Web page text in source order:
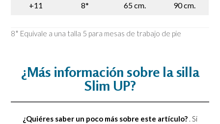
+11 8* 65 cm. 90 cm.
8* Equivale a una talla 5 para mesas de trabajo de pie
¿Más información sobre la silla
Slim UP?
¿Quiéres saber un poco más sobre este artículo? . Si